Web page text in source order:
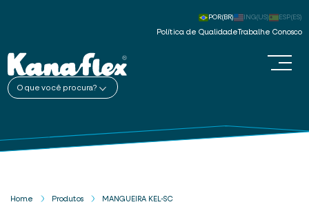
Política de Qualidade Trabalhe Conosco
POR(BR) ING(US) ESP(ES)
O que você procura?
Home Produtos MANGUEIRA KEL-SC